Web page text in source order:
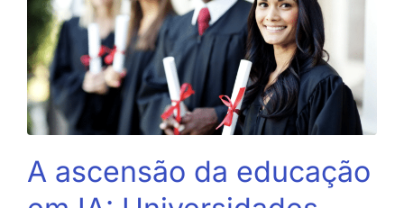
A ascensão da educação